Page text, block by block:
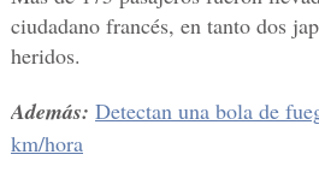
ciudadano francés, en tanto dos
heridos.
Además: Detectan una bola de
km/hora